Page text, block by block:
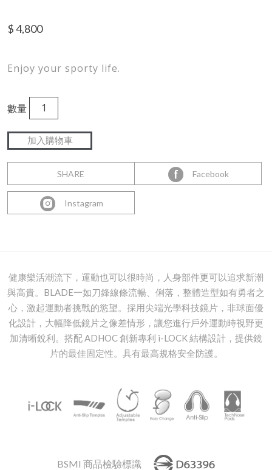
$4,800
Enjoy your sporty life.
數量
SHARE Facebook
Instagram
健康樂活潮流下，運動也可以很時尚，人身部件更可以追求新潮
與高貴。BLADE一如刀鋒線條流暢、俐落，整體造型如有勇者之
心，激起運動者挑戰的慾望。採用尖端光學科技鏡片，非球面優
化設計，大幅降低鏡片之像差情形，讓您進行戶外運動時視野更
加清晰銳利。搭配 ADHOC 創新專利 i-LOCK 結構設計，提供鏡
片的最佳固定性。具有最高規格安全防護。
BSMI 商品檢驗標識